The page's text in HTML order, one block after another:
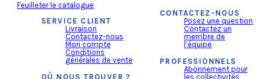
Feuilleter le catalogue
SERVICE CLIENT
Livraison
Contactez-nous
Mon compte
Conditions
générales de vente
OÙ NOUS TROUVER ?
CONTACTEZ-NOUS
Posez une question
Contactez un
membre de
l’équipe
PROFESSIONNELS
Abonnement pour
les collectivités